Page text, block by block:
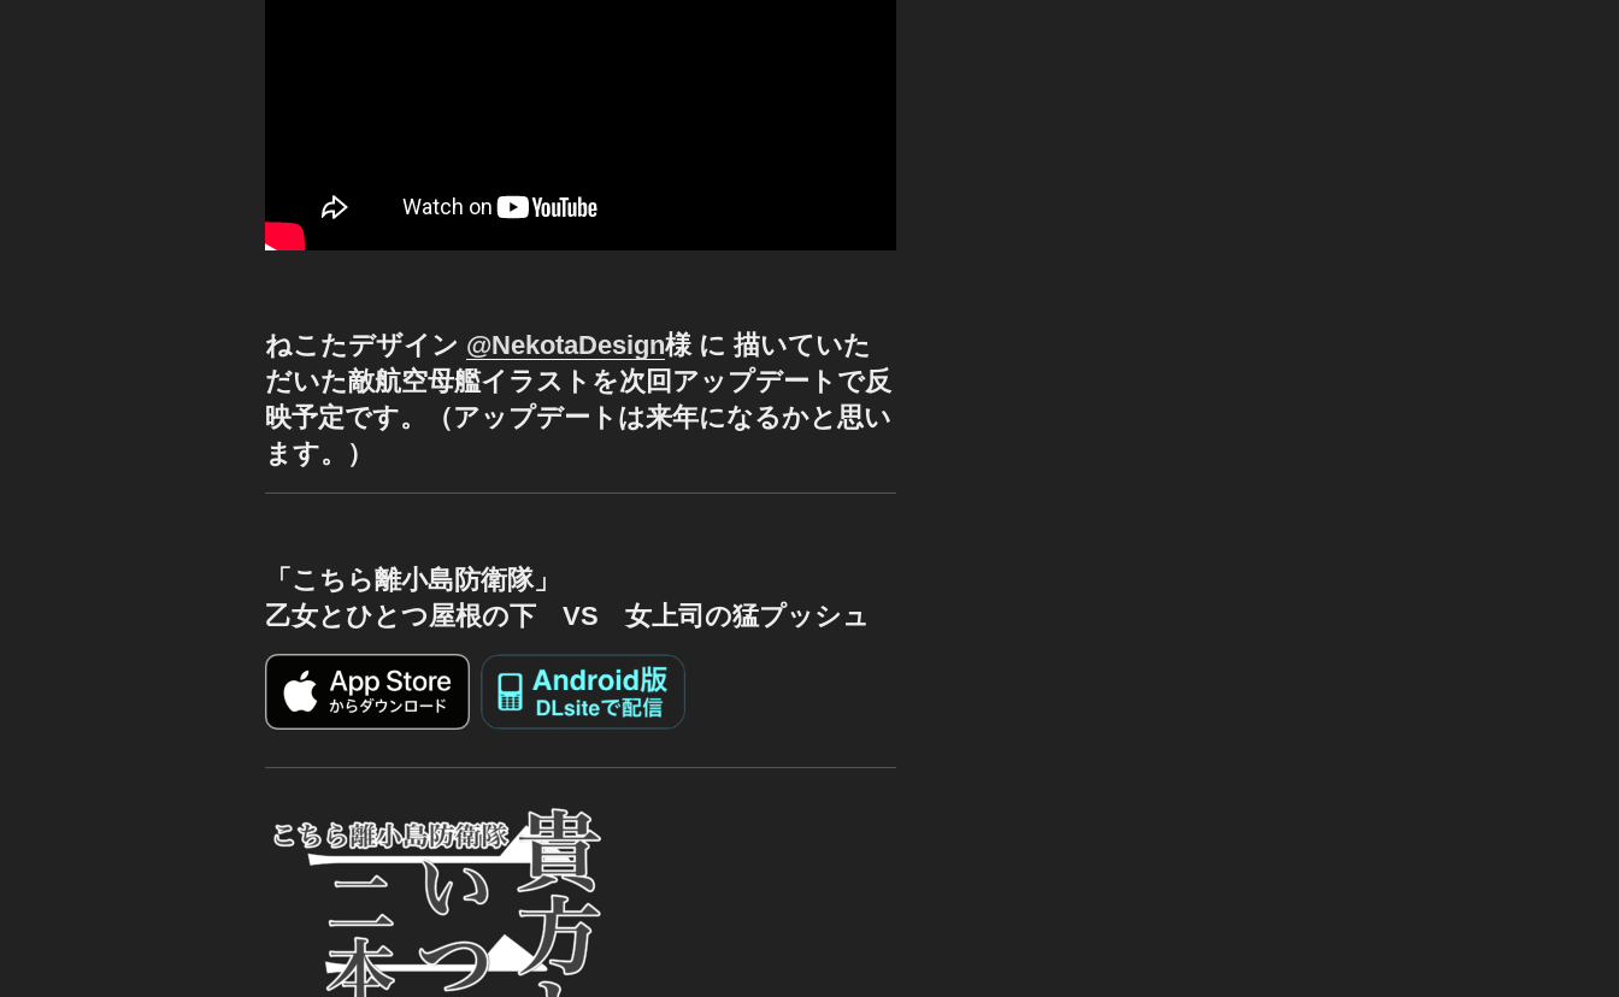
ねこたデザイン @NekotaDesign様 に 描いていた
だいた敵航空母艦イラストを次回アップデートで反
映予定です。（アップデートは来年になるかと思い
ます。）
「こちら離小島防衛隊」
乙女とひとつ屋根の下 VS 女上司の猛プッシュ